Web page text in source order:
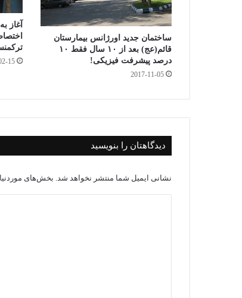
ساختمان جدید اورژانس بیمارستان
قائم(عج) بعد از ۱۰ سال فقط ۱۰
درصد پیشرفت فیزیکی!
2017-11-05
آغاز
15
دیدگاهتان را بنویسید
نشانی ایمیل شما منتشر نخواهد شد. بخش‌های